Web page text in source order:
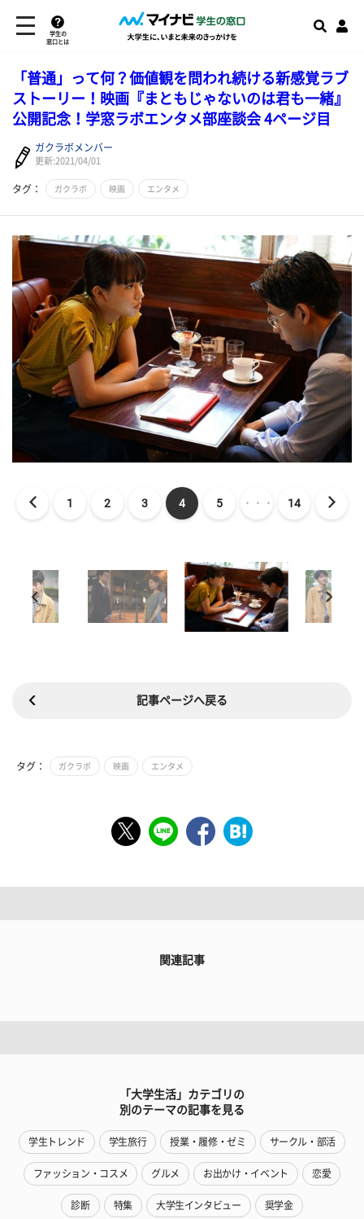
学生の
窓口とは
「普通」って何？価値観を問われ続ける新感覚ラブ
ストーリー！映画『まともじゃないのは君も一緒』
公開記念！学窓ラボエンタメ部座談会 4ページ目
ガクラボメンバー
更新:2021/04/01
タグ： ガクラボ 映画 エンタメ
1 2 3 4 5 ・・・ 14
記事ページへ戻る
タグ： ガクラボ 映画 エンタメ
関連記事
「大学生活」カテゴリの
別のテーマの記事を見る
学生トレンド 学生旅行 授業・履修・ゼミ サークル・部活
ファッション・コスメ グルメ お出かけ・イベント 恋愛
診断 特集 大学生インタビュー 奨学金